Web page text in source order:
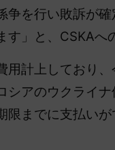
争を行い敗訴が
」と、CSKAへ
用計上しており
シアのウクライ
限までに支払い